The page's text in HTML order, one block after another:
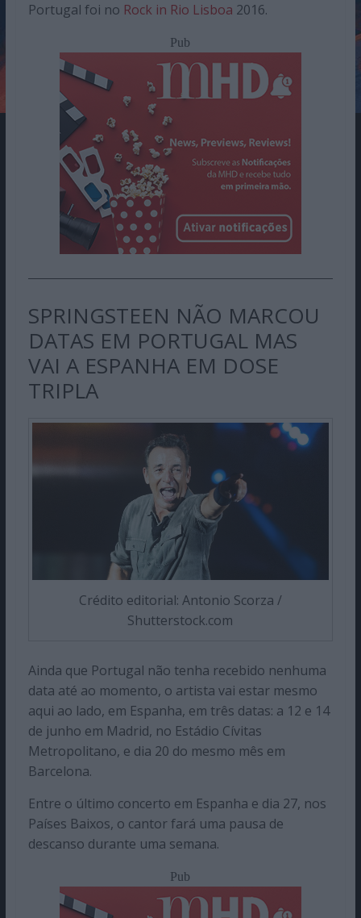
Portugal foi no Rock in Rio Lisboa 2016.
Pub
SPRINGSTEEN NÃO MARCOU
DATAS EM PORTUGAL MAS
VAI A ESPANHA EM DOSE
TRIPLA
Crédito editorial: Antonio Scorza /
Shutterstock.com
Ainda que Portugal não tenha recebido nenhuma
data até ao momento, o artista vai estar mesmo
aqui ao lado, em Espanha, em três datas: a 12 e 14
de junho em Madrid, no Estádio Cívitas
Metropolitano, e dia 20 do mesmo mês em
Barcelona.
Entre o último concerto em Espanha e dia 27, nos
Países Baixos, o cantor fará uma pausa de
descanso durante uma semana.
Pub